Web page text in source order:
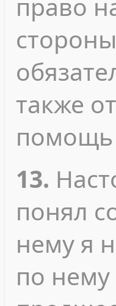
также
помощь
13.
понял
нему я
по